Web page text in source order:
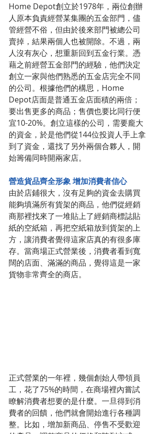
Home Depot創立於1978年，兩位創辦
人原本負責經營某集團的五金部門，儘
管經營不俗，但由於後來部門被總公司
賣掉，結果兩個人也被開除。不過，兩
人沒有灰心，想重新回到五金行業。憑
藉之前經營五金部門的經驗，他們決定
創立一家與他們熟悉的五金店完全不同
的公司。根據他們的構思，Home
Depot店面是普通五金店面積的兩倍；
要出售更多的商品；售價也要比同行便
宜10-20%。創立這樣的公司，需要龐大
的資金，於是他們從144位投資人手上拿
到了資金，還找了另外兩個合夥人，開
始籌備同時開兩家店。
營造貨品齊全形象 增加消費者信心
由於店鋪很大，沒有足夠的資金去購買
能夠填滿所有貨架的商品，他們從經銷
商那裡找來了一堆貼上了經銷商標誌貼
紙的空紙箱，再把空紙箱放到貨架的上
方，讓消費者覺得這家店真的有很多庫
存。當商場正式營業後，消費者看到寬
闊的店面、滿滿的商品，覺得這是一家
貨物非常齊全的商店。
正式營業的一年裡，幾個創始人帶領員
工，花了75%的時間，在商場裡內嘗試
瞭解消費者想要的是什麼。一旦得到消
費者的回饋，他們就會開始進行各種調
整。比如，增加新商品、停售不受歡迎